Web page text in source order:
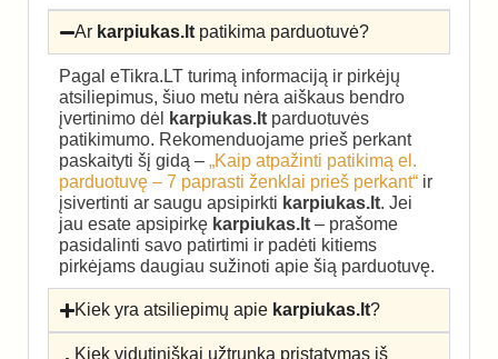
Ar karpiukas.lt patikima parduotuvė?
Pagal eTikra.LT turimą informaciją ir pirkėjų
atsiliepimus, šiuo metu nėra aiškaus bendro
įvertinimo dėl
karpiukas.lt parduotuvės
patikimumo. Rekomenduojame prieš perkant
paskaityti šį gidą – „Kaip atpažinti patikimą el.
parduotuvę – 7 paprasti ženklai prieš perkant“ ir
įsivertinti ar saugu apsipirkti karpiukas.lt. Jei
jau esate apsipirkę karpiukas.lt – prašome
pasidalinti savo patirtimi ir padėti kitiems
pirkėjams daugiau sužinoti apie šią parduotuvę.
Kiek yra atsiliepimų apie karpiukas.lt?
Kiek vidutiniškai užtrunka pristatymas iš